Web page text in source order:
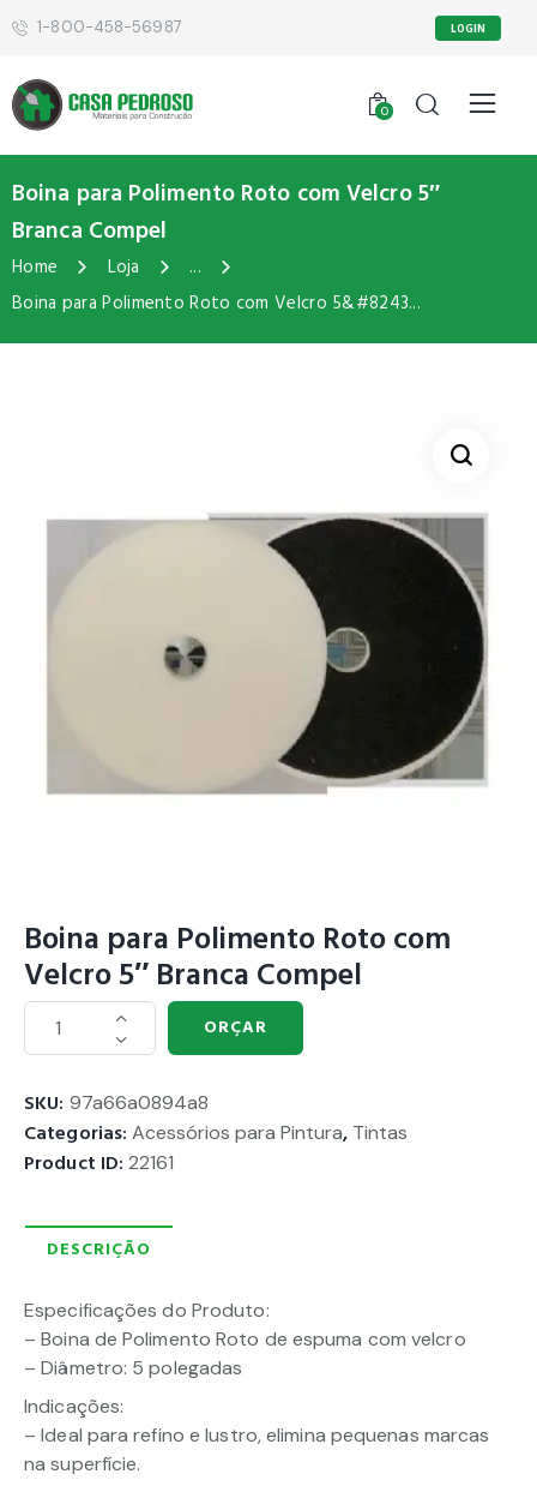
1-800-458-56987 LOGIN
0
Boina para Polimento Roto com Velcro 5″
Branca Compel
Home Loja
...
Boina para Polimento Roto com Velcro 5&#8243...
Boina para Polimento Roto com
Velcro 5″ Branca Compel
ORÇAR
SKU: 97a66a0894a8
Categorias:Acessórios para Pintura, Tintas
Product ID:22161
DESCRIÇÃO
Especificações do Produto:
– Boina de Polimento Roto de espuma com velcro
– Diâmetro: 5 polegadas
Indicações:
– Ideal para refino e lustro, elimina pequenas marcas
na superfície.